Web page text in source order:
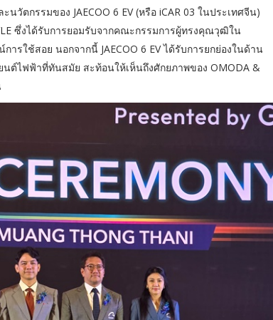
วัตกรรมของ JAECOO 6 EV (หรือ iCAR 03 ในประเทศจีน)
ซึ่งได้รับการยอมรับจากคณะกรรมการผู้ทรงคุณวุฒิใน
ใช้สอย นอกจากนี้ JAECOO 6 EV ได้รับการยกย่องในด้าน
ต์ไฟฟ้าที่ทันสมัย สะท้อนให้เห็นถึงศักยภาพของ OMODA &